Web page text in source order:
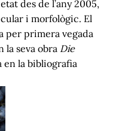
des de l’any 2005,
i morfològic. El
per primera vegada
la seva obra Die
en la bibliografia